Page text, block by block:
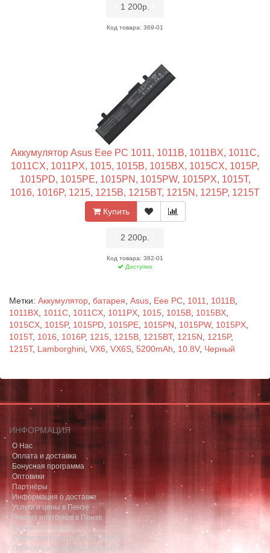
1 200р.
Код товара: 369-01
Аккумулятор Asus Eee PC 1011, 1011B, 1011BX, 1011C,
1011CX, 1011PX, 1015, 1015B, 1015BX, 1015CX, 1015P,
1015PD, 1015PE, 1015PN, 1015PW, 1015PX, 1015T,
1016, 1016P, 1215, 1215B, 1215BT, 1215N, 1215P, 1215T
(56Wh, 10.8V) Оригинал Черный
Купить
2 200р.
Код товара: 382-01
Доступно
Метки: Аккумулятор батарея Asus Eee PC 1011 1011B
1011BX 1011C 1011CX 1011PX 1015 1015B 1015BX
1015CX 1015P, 1015PD 1015PE 1015PN 1015PW, 1015PX
1015T, 1016 1016P, 1215 1215B 1215BT, 1215N 1215P,
1215T, Lamborghini VX6 VX6S 5200mAh 10.8V, Черный
ИНФОРМАЦИЯ
О Нас
Оплата и доставка
Бонусная программа
Оптовики
Партнёры
Информация о доставке
Услуги и цены в Пензе
Ремонт ноутбуков в Пензе
Скупка ноутбуков
Сервисный центр "НОУТБУК58"
Политика конфиденциальности